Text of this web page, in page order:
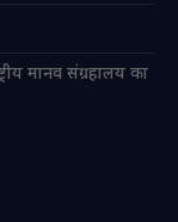
मानव संग्रहालय का